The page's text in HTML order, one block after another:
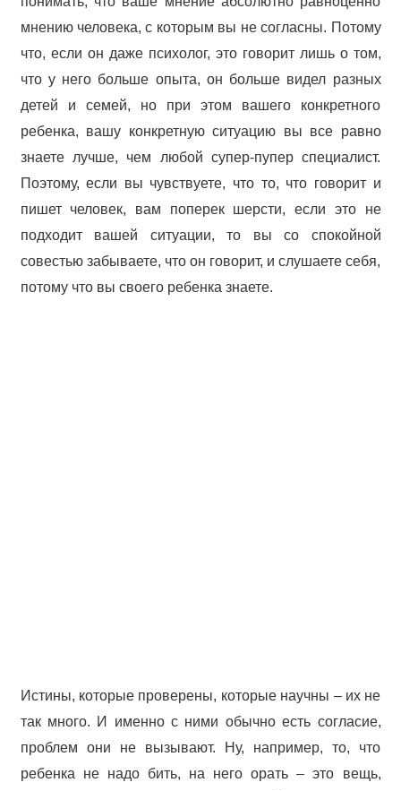
мнению человека, с которым вы не согласны. Потому
что, если он даже психолог, это говорит лишь о том,
что у него больше опыта, он больше видел разных
детей и семей, но при этом вашего конкретного
ребенка, вашу конкретную ситуацию вы все равно
знаете лучше, чем любой супер-пупер специалист.
Поэтому, если вы чувствуете, что то, что говорит и
пишет человек, вам поперек шерсти, если это не
подходит вашей ситуации, то вы со спокойной
совестью забываете, что он говорит, и слушаете себя,
потому что вы своего ребенка знаете.
Истины, которые проверены, которые научны – их не
так много. И именно с ними обычно есть согласие,
проблем они не вызывают. Ну, например, то, что
ребенка не надо бить, на него орать – это вещь,